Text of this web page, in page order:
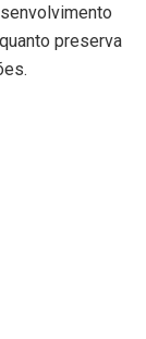
preserva